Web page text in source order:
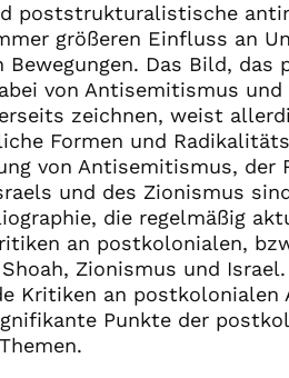
poststrukturalistische
größeren Einfluss an
Bewegungen. Das Bild,
von Antisemitismus
zeichnen, weist
Formen und
von Antisemitismus, der
und des Zionismus
die regelmäßig
an postkolonialen,
Zionismus und
Kritiken an
Punkte der